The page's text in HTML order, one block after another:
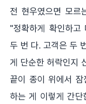
전 현우였으면 모르
"정확하게 확인하고
두 번 다. 고객은 두
게 단순한 허락인지
끝이 종이 위에서
하는 게 이렇게 간